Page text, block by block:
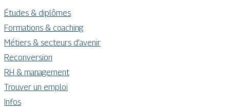
Études & diplômes
Formations & coaching
Métiers & secteurs d’avenir
Reconversion
RH & management
Trouver un emploi
Infos